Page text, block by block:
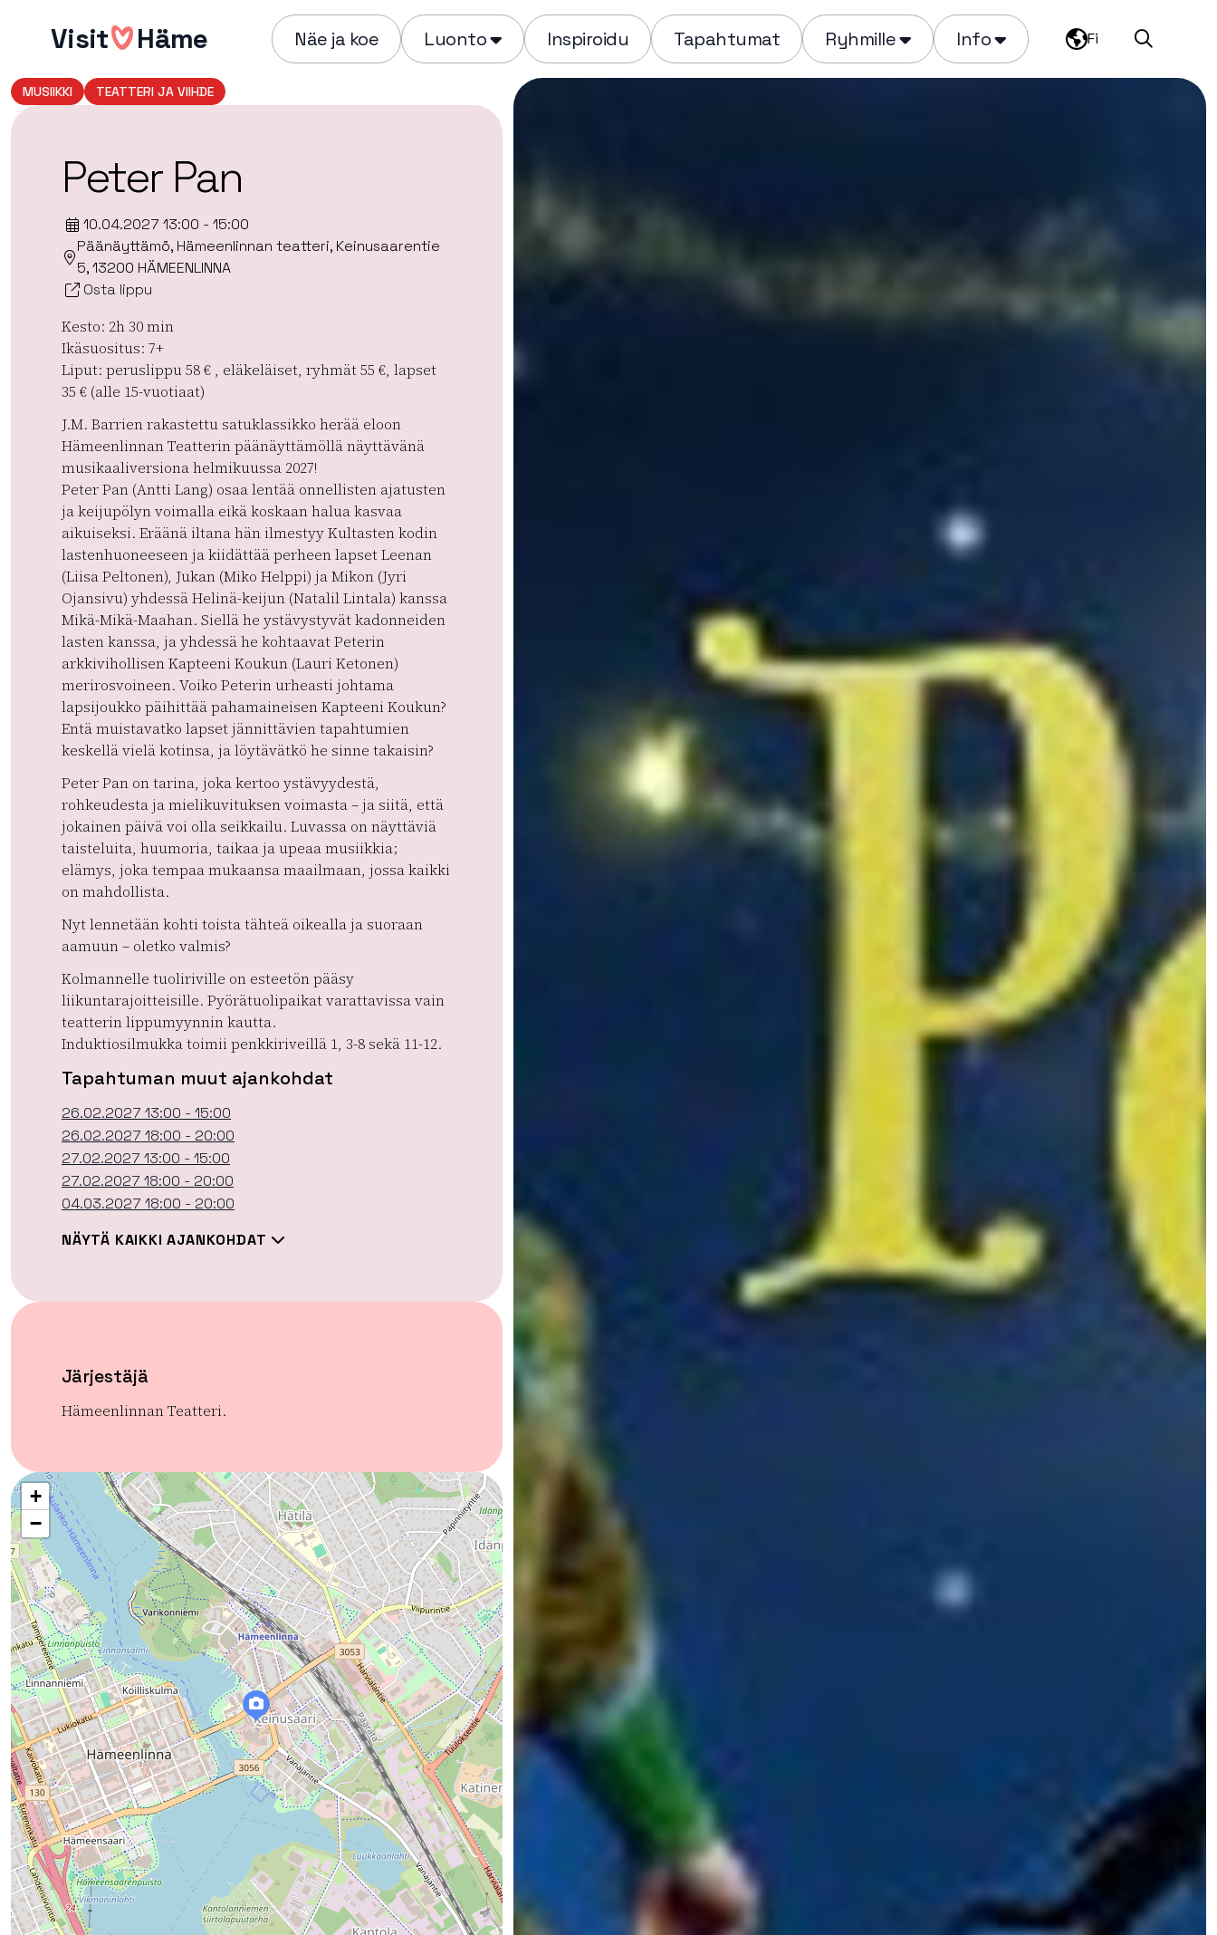
sisältöönVisit Häme Näe ja koe Luonto Inspiroidu Tapahtumat Ryhmille Info Fi Haku
MUSIIKKI TEATTERI JA VIIHDE
Peter Pan
10.04.2027 13:00 - 15:00
Päänäyttämö, Hämeenlinnan teatteri, Keinusaarentie
5, 13200 HÄMEENLINNA
Osta lippu
Kesto: 2h 30 min
Ikäsuositus: 7+
Liput: peruslippu 58 € , eläkeläiset, ryhmät 55 €, lapset
35 € (alle 15-vuotiaat)
J.M. Barrien rakastettu satuklassikko herää eloon
Hämeenlinnan Teatterin päänäyttämöllä näyttävänä
musikaaliversiona helmikuussa 2027!
Peter Pan (Antti Lang) osaa lentää onnellisten ajatusten
ja keijupölyn voimalla eikä koskaan halua kasvaa
aikuiseksi. Eräänä iltana hän ilmestyy Kultasten kodin
lastenhuoneeseen ja kiidättää perheen lapset Leenan
(Liisa Peltonen), Jukan (Miko Helppi) ja Mikon (Jyri
Ojansivu) yhdessä Helinä-keijun (Natalil Lintala) kanssa
Mikä-Mikä-Maahan. Siellä he ystävystyvät kadonneiden
lasten kanssa, ja yhdessä he kohtaavat Peterin
arkkivihollisen Kapteeni Koukun (Lauri Ketonen)
merirosvoineen. Voiko Peterin urheasti johtama
lapsijoukko päihittää pahamaineisen Kapteeni Koukun?
Entä muistavatko lapset jännittävien tapahtumien
keskellä vielä kotinsa, ja löytävätkö he sinne takaisin?
Peter Pan on tarina, joka kertoo ystävyydestä,
rohkeudesta ja mielikuvituksen voimasta – ja siitä, että
jokainen päivä voi olla seikkailu. Luvassa on näyttäviä
taisteluita, huumoria, taikaa ja upeaa musiikkia;
elämys, joka tempaa mukaansa maailmaan, jossa kaikki
on mahdollista.
Nyt lennetään kohti toista tähteä oikealla ja suoraan
aamuun – oletko valmis?
Kolmannelle tuoliriville on esteetön pääsy
liikuntarajoitteisille. Pyörätuolipaikat varattavissa vain
teatterin lippumyynnin kautta.
Induktiosilmukka toimii penkkiriveillä 1, 3-8 sekä 11-12.
Tapahtuman muut ajankohdat
26.02.2027 13:00 - 15:00
26.02.2027 18:00 - 20:00
27.02.2027 13:00 - 15:00
27.02.2027 18:00 - 20:00
04.03.2027 18:00 - 20:00
NÄYTÄ KAIKKI AJANKOHDAT
Järjestäjä
Hämeenlinnan Teatteri.
+
−